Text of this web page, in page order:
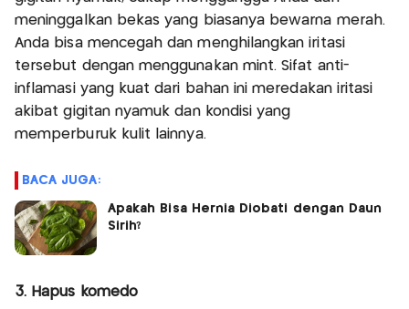
meninggalkan bekas yang biasanya bewarna merah.
Anda bisa mencegah dan menghilangkan iritasi
tersebut dengan menggunakan mint. Sifat anti-
inflamasi yang kuat dari bahan ini meredakan iritasi
akibat gigitan nyamuk dan kondisi yang
memperburuk kulit lainnya.
BACA JUGA:
Apakah Bisa Hernia Diobati dengan Daun
Sirih?
3. Hapus komedo